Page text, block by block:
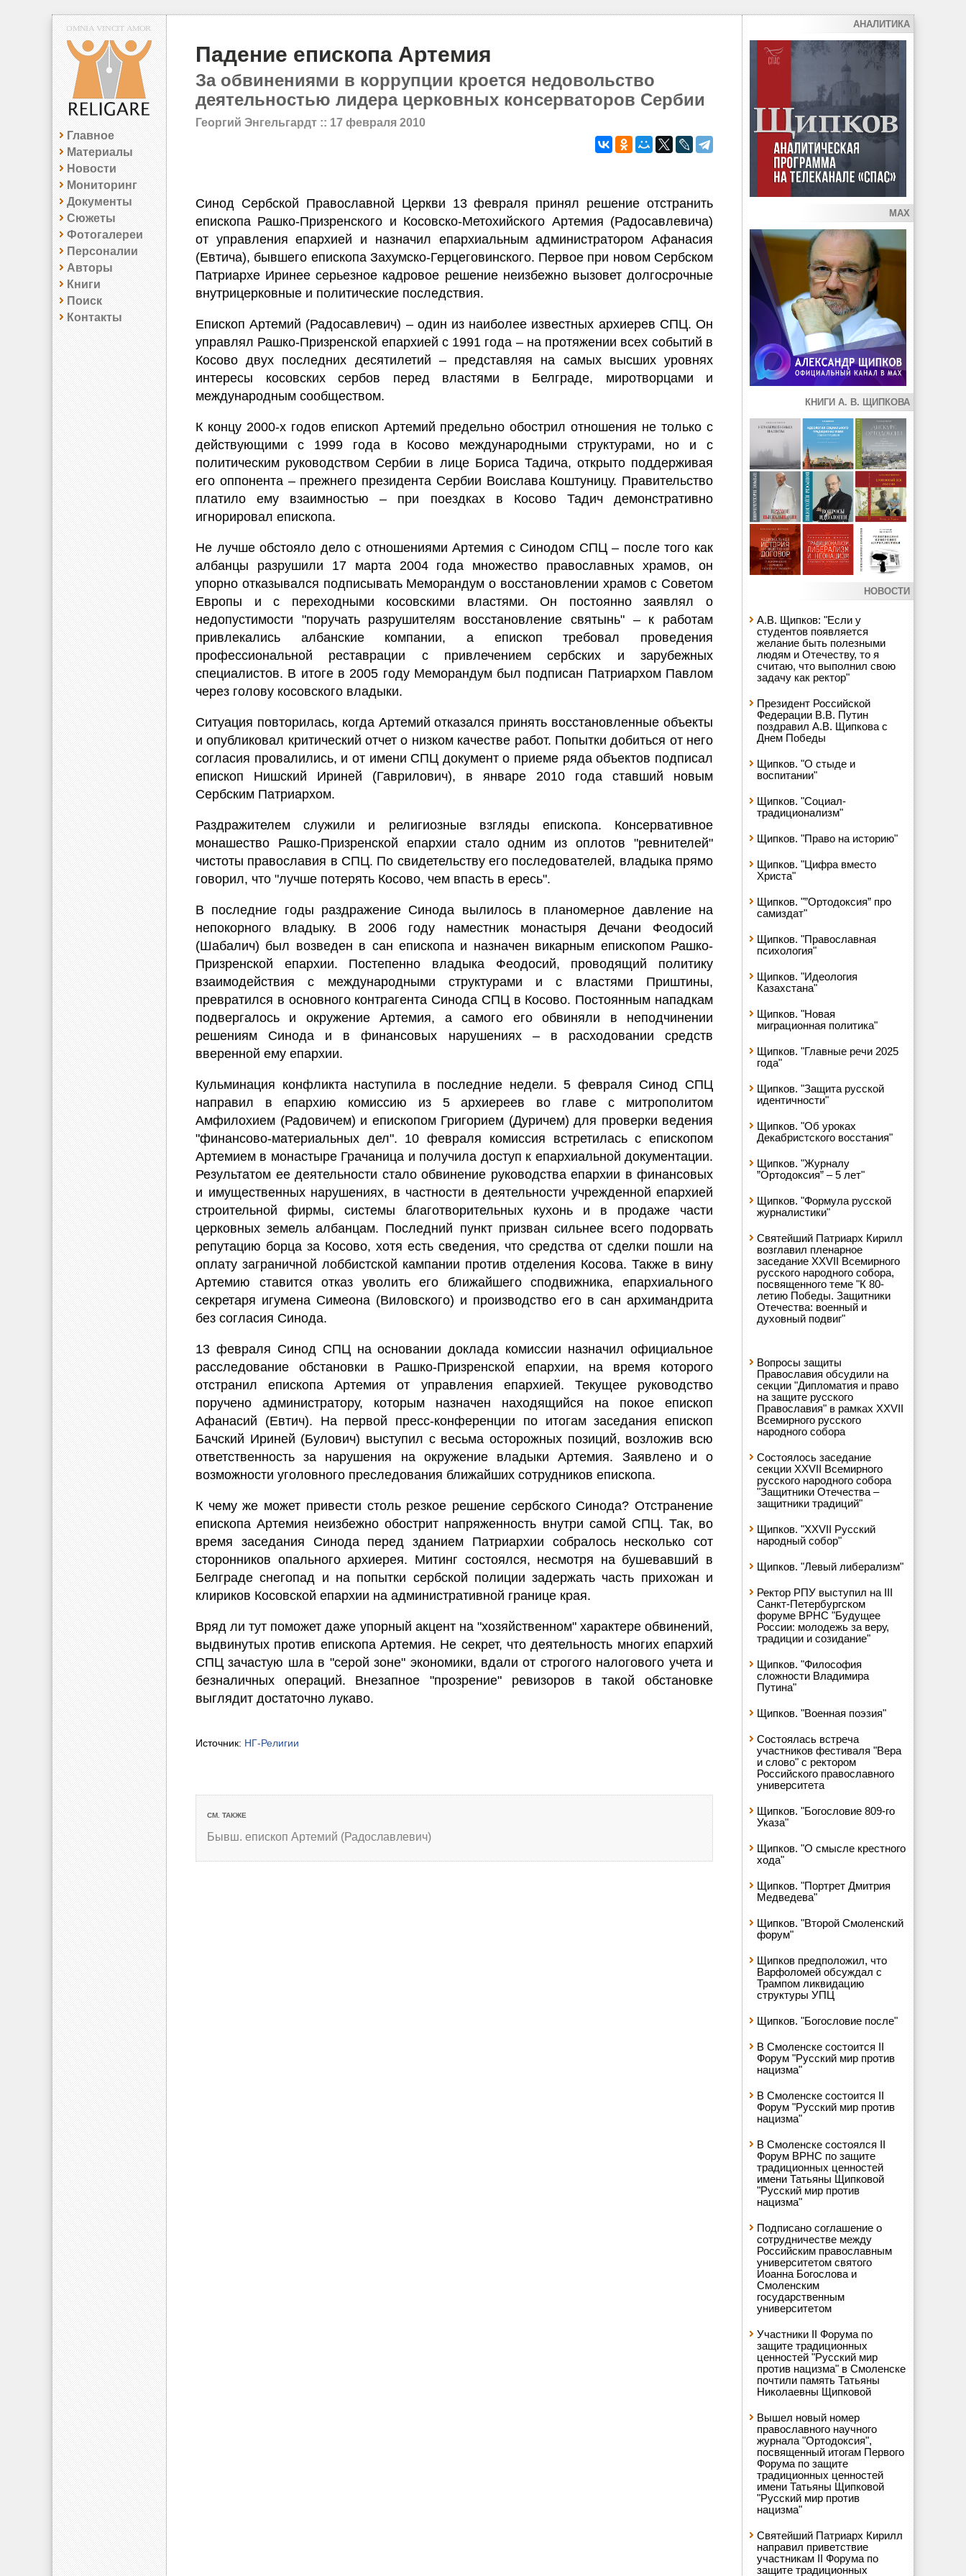
Главное
Материалы
Новости
Мониторинг
Документы
Сюжеты
Фотогалереи
Персоналии
Авторы
Книги
Поиск
Контакты
Падение епископа Артемия
За обвинениями в коррупции кроется недовольство
деятельностью лидера церковных консерваторов Сербии
Георгий Энгельгардт :: 17 февраля 2010
Синод Сербской Православной Церкви 13 февраля принял решение отстранить
епископа Рашко-Призренского и Косовско-Метохийского Артемия (Радосавлевича)
от управления епархией и назначил епархиальным администратором Афанасия
(Евтича), бывшего епископа Захумско-Герцеговинского. Первое при новом Сербском
Патриархе Иринее серьезное кадровое решение неизбежно вызовет долгосрочные
внутрицерковные и политические последствия.
Епископ Артемий (Радосавлевич) – один из наиболее известных архиерев СПЦ. Он
управлял Рашко-Призренской епархией с 1991 года – на протяжении всех событий в
Косово двух последних десятилетий – представляя на самых высших уровнях
интересы косовских сербов перед властями в Белграде, миротворцами и
международным сообществом.
К концу 2000-х годов епископ Артемий предельно обострил отношения не только с
действующими с 1999 года в Косово международными структурами, но и с
политическим руководством Сербии в лице Бориса Тадича, открыто поддерживая
его оппонента – прежнего президента Сербии Воислава Коштуницу. Правительство
платило ему взаимностью – при поездках в Косово Тадич демонстративно
игнорировал епископа.
Не лучше обстояло дело с отношениями Артемия с Синодом СПЦ – после того как
албанцы разрушили 17 марта 2004 года множество православных храмов, он
упорно отказывался подписывать Меморандум о восстановлении храмов с Советом
Европы и с переходными косовскими властями. Он постоянно заявлял о
недопустимости "поручать разрушителям восстановление святынь" – к работам
привлекались албанские компании, а епископ требовал проведения
профессиональной реставрации с привлечением сербских и зарубежных
специалистов. В итоге в 2005 году Меморандум был подписан Патриархом Павлом
через голову косовского владыки.
Ситуация повторилась, когда Артемий отказался принять восстановленные объекты
и опубликовал критический отчет о низком качестве работ. Попытки добиться от него
согласия провалились, и от имени СПЦ документ о приеме ряда объектов подписал
епископ Нишский Ириней (Гаврилович), в январе 2010 года ставший новым
Сербским Патриархом.
Раздражителем служили и религиозные взгляды епископа. Консервативное
монашество Рашко-Призренской епархии стало одним из оплотов "ревнителей"
чистоты православия в СПЦ. По свидетельству его последователей, владыка прямо
говорил, что "лучше потерять Косово, чем впасть в ересь".
В последние годы раздражение Синода вылилось в планомерное давление на
непокорного владыку. В 2006 году наместник монастыря Дечани Феодосий
(Шабалич) был возведен в сан епископа и назначен викарным епископом Рашко-
Призренской епархии. Постепенно владыка Феодосий, проводящий политику
взаимодействия с международными структурами и с властями Приштины,
превратился в основного контрагента Синода СПЦ в Косово. Постоянным нападкам
подвергалось и окружение Артемия, а самого его обвиняли в неподчинении
решениям Синода и в финансовых нарушениях – в расходовании средств
вверенной ему епархии.
Кульминация конфликта наступила в последние недели. 5 февраля Синод СПЦ
направил в епархию комиссию из 5 архиереев во главе с митрополитом
Амфилохием (Радовичем) и епископом Григорием (Дуричем) для проверки ведения
"финансово-материальных дел". 10 февраля комиссия встретилась с епископом
Артемием в монастыре Грачаница и получила доступ к епархиальной документации.
Результатом ее деятельности стало обвинение руководства епархии в финансовых
и имущественных нарушениях, в частности в деятельности учрежденной епархией
строительной фирмы, системы благотворительных кухонь и в продаже части
церковных земель албанцам. Последний пункт призван сильнее всего подорвать
репутацию борца за Косово, хотя есть сведения, что средства от сделки пошли на
оплату заграничной лоббистской кампании против отделения Косова. Также в вину
Артемию ставится отказ уволить его ближайшего сподвижника, епархиального
секретаря игумена Симеона (Виловского) и производство его в сан архимандрита
без согласия Синода.
13 февраля Синод СПЦ на основании доклада комиссии назначил официальное
расследование обстановки в Рашко-Призренской епархии, на время которого
отстранил епископа Артемия от управления епархией. Текущее руководство
поручено администратору, которым назначен находящийся на покое епископ
Афанасий (Евтич). На первой пресс-конференции по итогам заседания епископ
Бачский Ириней (Булович) выступил с весьма осторожных позиций, возложив всю
ответственность за нарушения на окружение владыки Артемия. Заявлено и о
возможности уголовного преследования ближайших сотрудников епископа.
К чему же может привести столь резкое решение сербского Синода? Отстранение
епископа Артемия неизбежно обострит напряженность внутри самой СПЦ. Так, во
время заседания Синода перед зданием Патриархии собралось несколько сот
сторонников опального архиерея. Митинг состоялся, несмотря на бушевавший в
Белграде снегопад и на попытки сербской полиции задержать часть прихожан и
клириков Косовской епархии на административной границе края.
Вряд ли тут поможет даже упорный акцент на "хозяйственном" характере обвинений,
выдвинутых против епископа Артемия. Не секрет, что деятельность многих епархий
СПЦ зачастую шла в "серой зоне" экономики, вдали от строгого налогового учета и
безналичных операций. Внезапное "прозрение" ревизоров в такой обстановке
выглядит достаточно лукаво.
Источник: НГ-Религии
СМ. ТАКЖЕ
Бывш. епископ Артемий (Радославлевич)
АНАЛИТИКА
MAX
КНИГИ А. В. ЩИПКОВА
НОВОСТИ
А.В. Щипков: "Если у
студентов появляется
желание быть полезными
людям и Отечеству, то я
считаю, что выполнил свою
задачу как ректор"
Президент Российской
Федерации В.В. Путин
поздравил А.В. Щипкова с
Днем Победы
Щипков. "О стыде и
воспитании"
Щипков. "Социал-
традиционализм"
Щипков. "Право на историю"
Щипков. "Цифра вместо
Христа"
Щипков. "”Ортодоксия” про
самиздат"
Щипков. "Православная
психология"
Щипков. "Идеология
Казахстана"
Щипков. "Новая
миграционная политика"
Щипков. "Главные речи 2025
года"
Щипков. "Защита русской
идентичности"
Щипков. "Об уроках
Декабристского восстания"
Щипков. "Журналу
”Ортодоксия” – 5 лет"
Щипков. "Формула русской
журналистики"
Святейший Патриарх Кирилл
возглавил пленарное
заседание XXVII Всемирного
русского народного собора,
посвященного теме "К 80-
летию Победы. Защитники
Отечества: военный и
духовный подвиг"
Вопросы защиты
Православия обсудили на
секции "Дипломатия и право
на защите русского
Православия" в рамках XXVII
Всемирного русского
народного собора
Состоялось заседание
секции XXVII Всемирного
русского народного собора
"Защитники Отечества –
защитники традиций"
Щипков. "XXVII Русский
народный собор"
Щипков. "Левый либерализм"
Ректор РПУ выступил на III
Санкт-Петербургском
форуме ВРНС "Будущее
России: молодежь за веру,
традиции и созидание"
Щипков. "Философия
сложности Владимира
Путина"
Щипков. "Военная поэзия"
Состоялась встреча
участников фестиваля "Вера
и слово" с ректором
Российского православного
университета
Щипков. "Богословие 809-го
Указа"
Щипков. "О смысле крестного
хода"
Щипков. "Портрет Дмитрия
Медведева"
Щипков. "Второй Смоленский
форум"
Щипков предположил, что
Варфоломей обсуждал с
Трампом ликвидацию
структуры УПЦ
Щипков. "Богословие после"
В Смоленске состоится II
Форум "Русский мир против
нацизма"
В Смоленске состоится II
Форум "Русский мир против
нацизма"
В Смоленске состоялся II
Форум ВРНС по защите
традиционных ценностей
имени Татьяны Щипковой
"Русский мир против
нацизма"
Подписано соглашение о
сотрудничестве между
Российским православным
университетом святого
Иоанна Богослова и
Смоленским
государственным
университетом
Участники II Форума по
защите традиционных
ценностей "Русский мир
против нацизма" в Смоленске
почтили память Татьяны
Николаевны Щипковой
Вышел новый номер
православного научного
журнала "Ортодоксия",
посвященный итогам Первого
Форума по защите
традиционных ценностей
имени Татьяны Щипковой
"Русский мир против
нацизма"
Святейший Патриарх Кирилл
направил приветствие
участникам II Форума по
защите традиционных